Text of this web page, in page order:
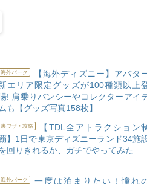
海外パーク
【海外ディズニー】アバタ
エリア限定グッズが100種類以上
! 肩乗りバンシーやコレクターアイ
ムも【グッズ写真158枚】
裏ワザ・攻略
【TDL全アトラクション制
】1日で東京ディズニーランド34施
回りきれるか、ガチでやってみた
海外パーク
一度は泊まりたい！憧れ